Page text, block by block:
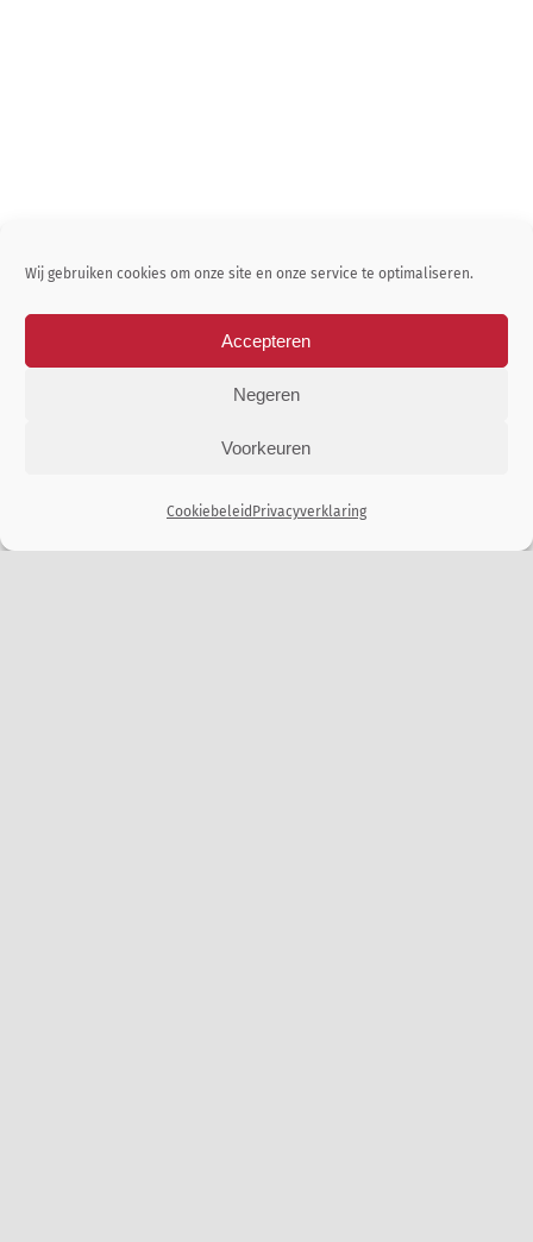
Wij gebruiken cookies om onze site en onze service te optimaliseren.
Accepteren
Negeren
Voorkeuren
Cookiebeleid Privacyverklaring
DIENSTVERLENING IN
EUROPA
Onder andere servicedesk, field service,
security & project management in héél